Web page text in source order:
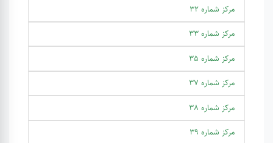
مرکز شماره 32
مرکز شماره 33
مرکز شماره 35
مرکز شماره 37
مرکز شماره 38
مرکز شماره 39